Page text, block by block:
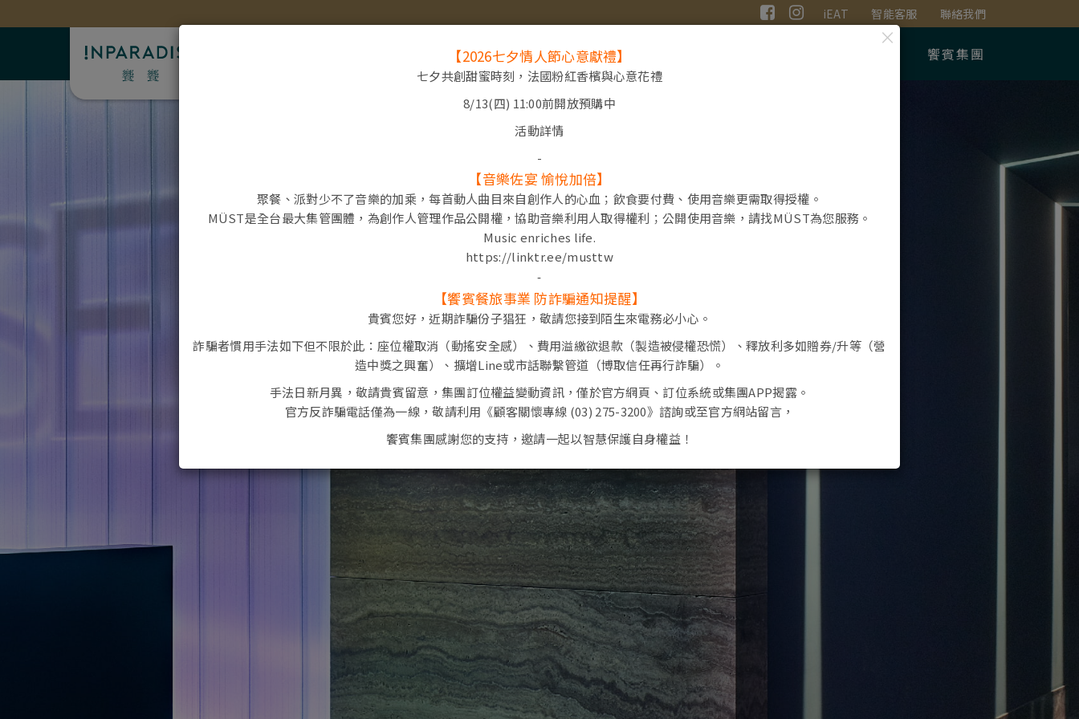
iEAT 智能客服 聯絡我們
遊歷饗饗 分店資訊 饗賓集團
×
【2026七夕情人節心意獻禮】
七夕共創甜蜜時刻，法國粉紅香檳與心意花禮
8/13(四) 11:00前開放預購中
活動詳情
-
【音樂佐宴 愉悅加倍】
聚餐、派對少不了音樂的加乘，每首動人曲目來自創作人的心血； 飲食要付費、使用音樂更需取得授權。
MÜST是全台最大集管團體，為創作人管理作品公開權，協助音樂利用人取得權利；公開使用音樂，請找MÜST為您服務。
Music enriches life.
https://linktr.ee/musttw
-
【饗賓餐旅事業 防詐騙通知提醒】
貴賓您好，近期詐騙份子猖狂，敬請您接到陌生來電務必小心。
詐騙者慣用手法如下但不限於此：座位權取消（動搖安全感）、費用溢繳欲退款（製造被侵權恐慌）、釋放利多如贈券/升等（營
造中獎之興奮）、擴增Line或市話聯繫管道（博取信任再行詐騙）。
手法日新月異，敬請貴賓留意，集團訂位權益變動資訊，僅於官方網頁、訂位系統或集團APP揭露。
官方反詐騙電話僅為一線，敬請利用 《顧客關懷專線 (03) 275-3200》 諮詢或至官方網站留言，
饗賓集團感謝您的支持，邀請一起以智慧保護自身權益！